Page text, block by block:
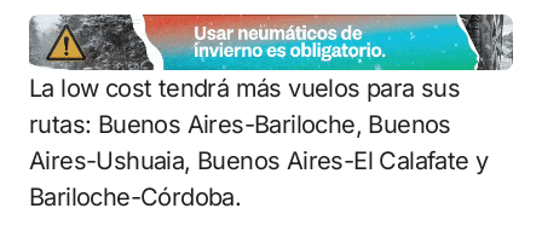
La low cost tendrá más vuelos para sus
rutas: Buenos Aires-Bariloche, Buenos
Aires-Ushuaia, Buenos Aires-El Calafate y
Bariloche-Córdoba.